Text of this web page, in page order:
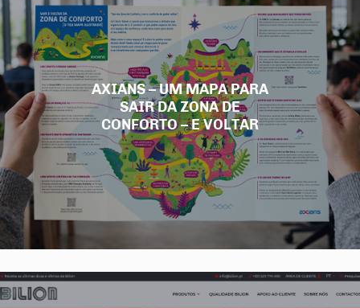
AXIANS – UM MAPA PARA
SAIR DA ZONA DE
CONFORTO – E VOLTAR